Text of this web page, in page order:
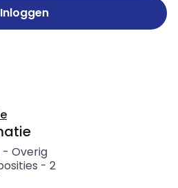
Inloggen
- Overig
- 2